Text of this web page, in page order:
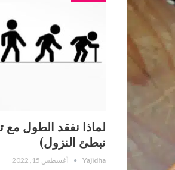
لماذا نفقد الطول
نبطئ النزول)
Yajidha أغسطس 15, 2022